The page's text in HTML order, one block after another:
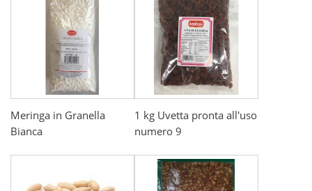
Meringa in Granella
Bianca
1 kg Uvetta pronta all'uso
numero 9